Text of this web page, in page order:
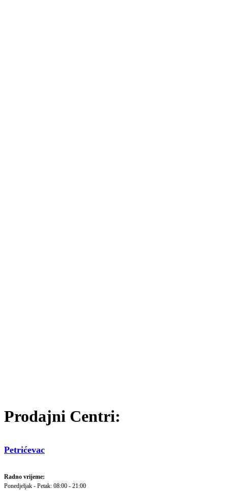
Prodajni Centri:
Petrićevac
Radno vrijeme:
Ponedjeljak - Petak: 08:00 - 21:00